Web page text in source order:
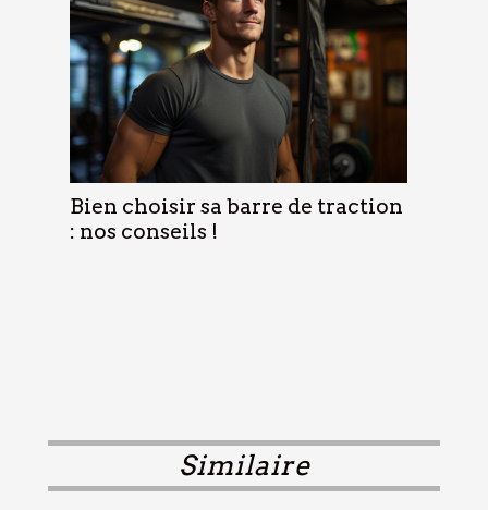
Bien choisir sa barre de traction
: nos conseils !
Similaire